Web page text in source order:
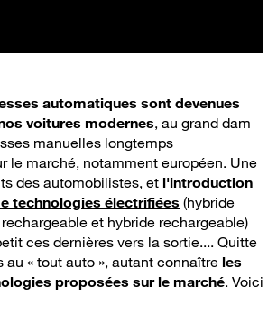
automatiques sont devenues
voitures modernes, au grand dam
manuelles longtemps
le marché, notamment européen. Une
des automobilistes, et l'introduction
technologies électrifiées (hybride
et hybride rechargeable)
ces dernières vers la sortie.... Quitte
au « tout auto », autant connaître les
proposées sur le marché. Voici